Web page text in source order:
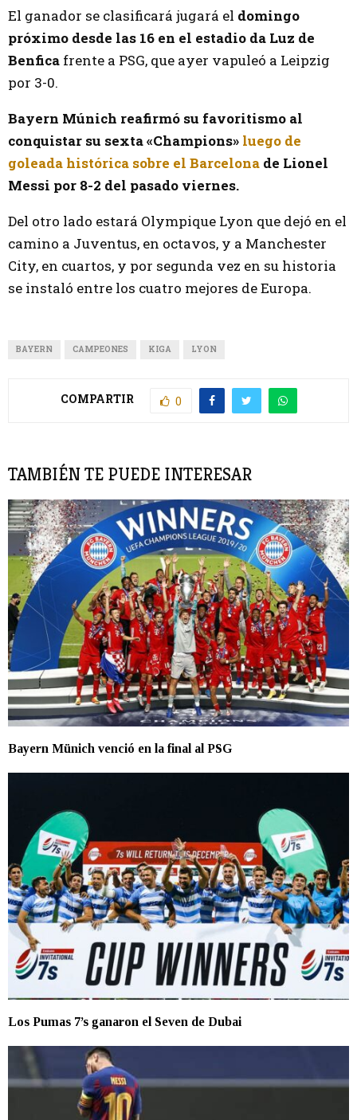
El ganador se clasificará jugará el domingo
próximo desde las 16 en el estadio da Luz de
Benfica frente a PSG, que ayer vapuleó a Leipzig
por 3-0.
Bayern Múnich reafirmó su favoritismo al
conquistar su sexta «Champions» luego de
goleada histórica sobre el Barcelona de Lionel
Messi por 8-2 del pasado viernes.
Del otro lado estará Olympique Lyon que dejó en el
camino a Juventus, en octavos, y a Manchester
City, en cuartos, y por segunda vez en su historia
se instaló entre los cuatro mejores de Europa.
BAYERN CAMPEONES KIGA LYON
COMPARTIR 0
TAMBIÉN TE PUEDE INTERESAR
Bayern Münich venció en la final al PSG
Los Pumas 7’s ganaron el Seven de Dubai